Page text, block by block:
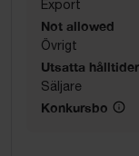
Export
Not allowed
Övrigt
Utsatta
Säljare
Konkursbo